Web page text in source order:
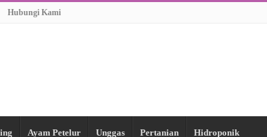
Hubungi Kami
Ayam Petelur Unggas Pertanian Hidroponik